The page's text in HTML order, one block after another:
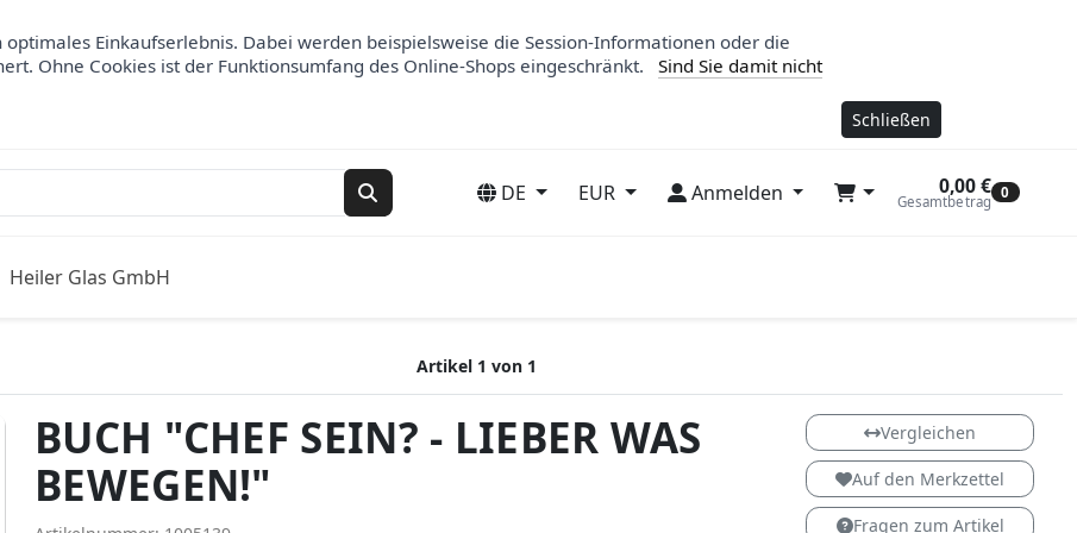
Einkaufserlebnis. Dabei werden beispielsweise die Session-Informationen oder die
Ohne Cookies ist der Funktionsumfang des Online-Shops eingeschränkt.
Sind Sie damit nicht
Schließen
Suchen
DE EUR Anmelden 0,00 €
Gesamtbetrag 0
Heiler Glas GmbH
Artikel 1 von 1
BUCH "CHEF SEIN? - LIEBER WAS
BEWEGEN!"
Vergleichen
Auf den Merkzettel
Fragen zum Artikel